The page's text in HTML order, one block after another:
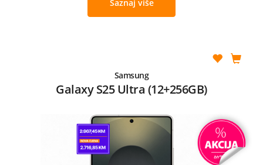
Saznaj više
Samsung
Galaxy S25 Ultra (12+256GB)